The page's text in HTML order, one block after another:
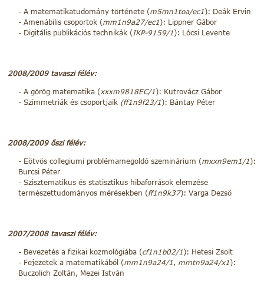
A matematikatudomány története (m5mn1toa/ec1): Deák Ervin
Amenábilis csoportok (mm1n9a27/ec1): Lippner Gábor
Digitális publikációs technikák (IKP-9159/1): Lócsi Levente
2008/2009 tavaszi félév:
A görög matematika (xxxm9818EC/1): Kutrovácz Gábor
Szimmetriák és csoportjaik (ff1n9f23/1): Bántay Péter
2008/2009 őszi félév:
Eötvös collegiumi problémamegoldó szeminárium (mxxn9em1/1):
Burcsi Péter
Szisztematikus és statisztikus hibaforrások elemzése
természettudományos mérésekben (ff1n9k37): Varga Dezső
2007/2008 tavaszi félév:
Bevezetés a fizikai kozmológiába (cf1n1b02/1): Hetesi Zsolt
Fejezetek a matematikából (mm1n9a24/1, mmtn9a24/x1):
Buczolich Zoltán, Mezei István